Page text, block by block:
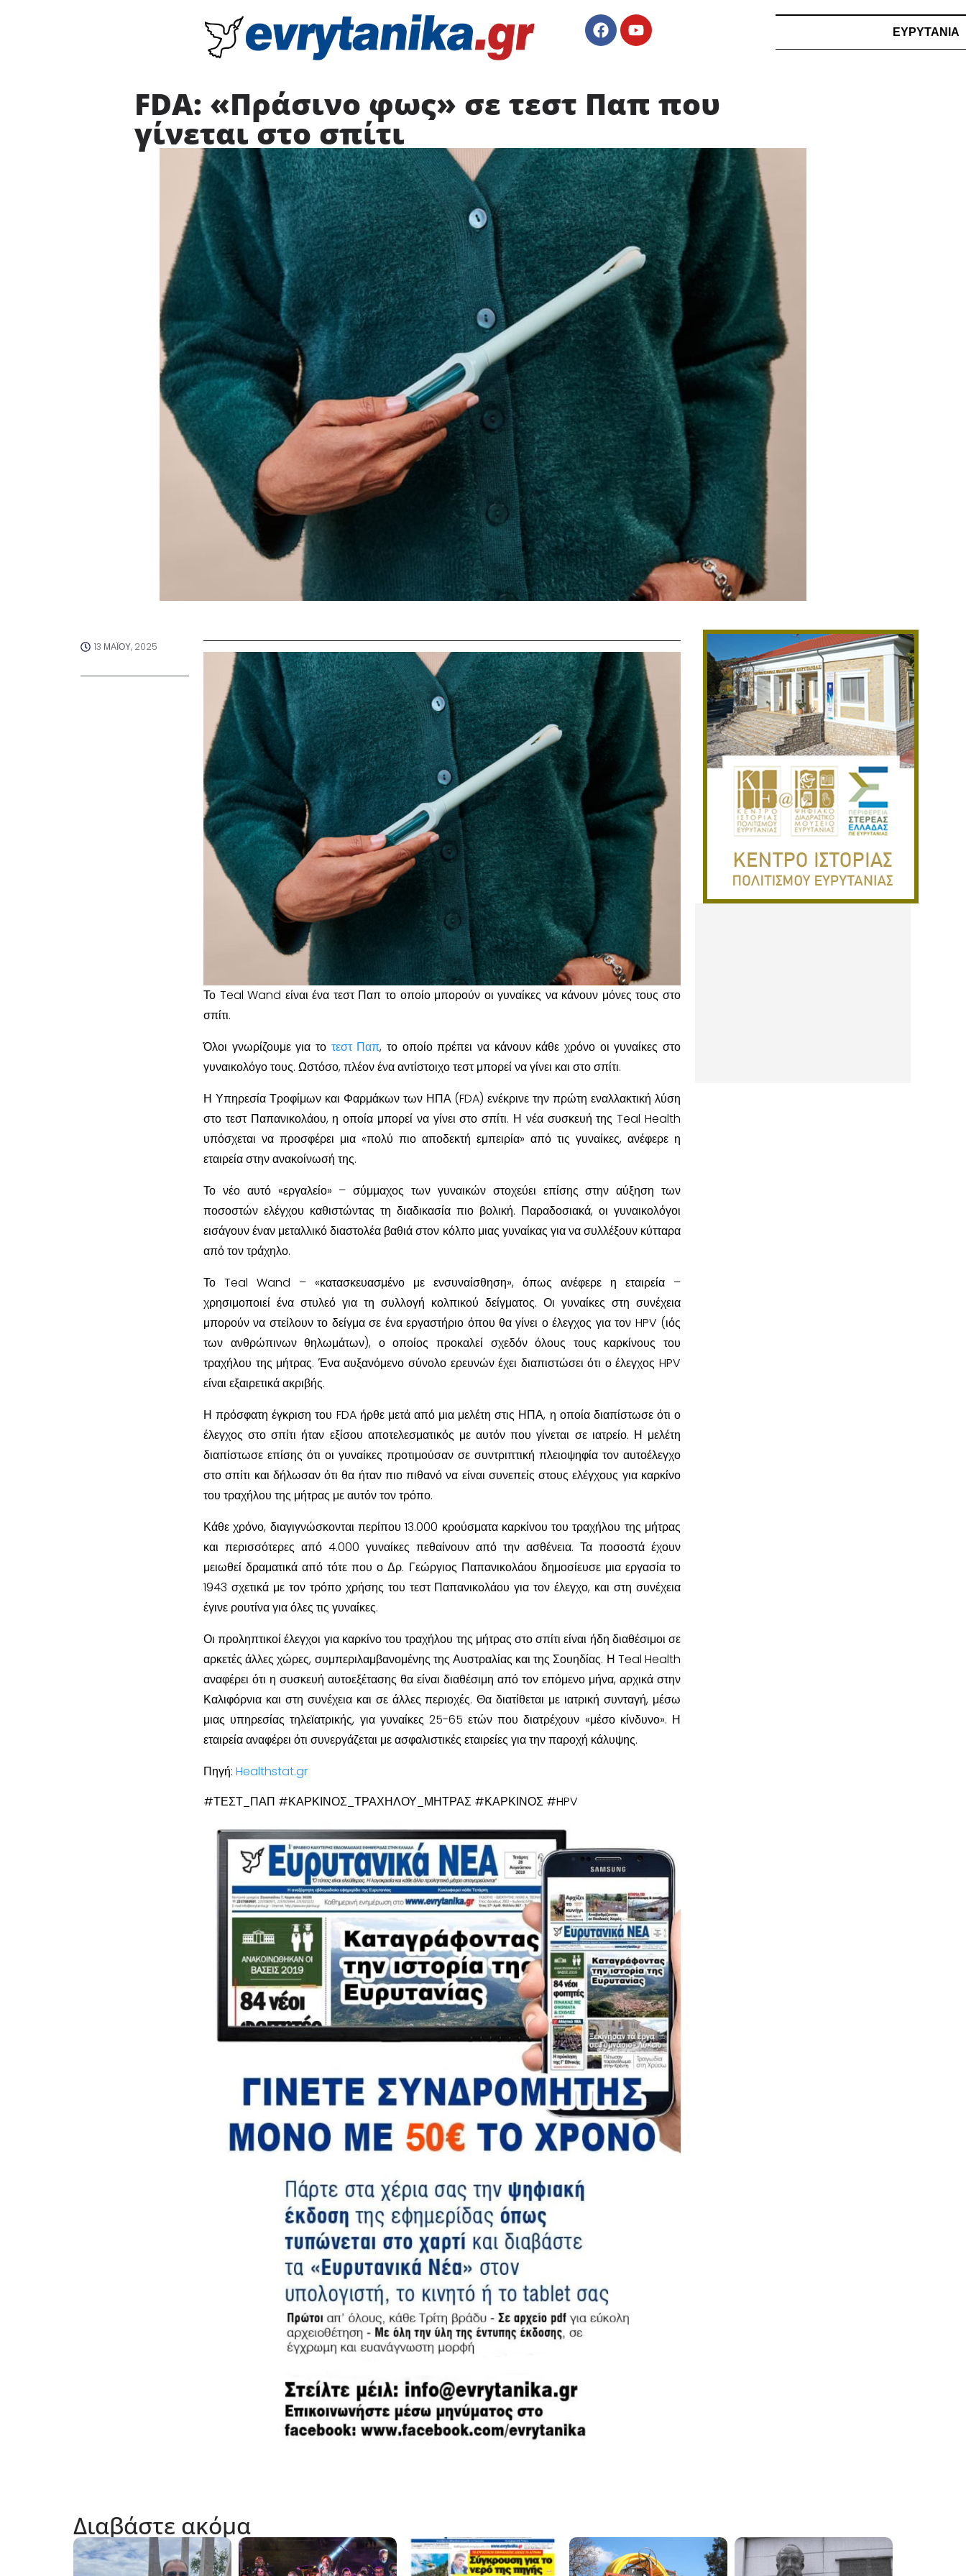
ΕΥΡΥΤΑΝΙΑ
FDA: «Πράσινο φως» σε τεστ Παπ που
γίνεται στο σπίτι
13 ΜΑΪ́ΟΥ, 2025
Το Teal Wand είναι ένα τεστ Παπ το οποίο μπορούν οι γυναίκες να κάνουν μόνες τους στο
σπίτι.
Όλοι γνωρίζουμε για το τεστ Παπ, το οποίο πρέπει να κάνουν κάθε χρόνο οι γυναίκες στο
γυναικολόγο τους. Ωστόσο, πλέον ένα αντίστοιχο τεστ μπορεί να γίνει και στο σπίτι.
Η Υπηρεσία Τροφίμων και Φαρμάκων των ΗΠΑ (FDA) ενέκρινε την πρώτη εναλλακτική λύση
στο τεστ Παπανικολάου, η οποία μπορεί να γίνει στο σπίτι. Η νέα συσκευή της Teal Health
υπόσχεται να προσφέρει μια «πολύ πιο αποδεκτή εμπειρία» από τις γυναίκες, ανέφερε η
εταιρεία στην ανακοίνωσή της.
Το νέο αυτό «εργαλείο» – σύμμαχος των γυναικών στοχεύει επίσης στην αύξηση των
ποσοστών ελέγχου καθιστώντας τη διαδικασία πιο βολική. Παραδοσιακά, οι γυναικολόγοι
εισάγουν έναν μεταλλικό διαστολέα βαθιά στον κόλπο μιας γυναίκας για να συλλέξουν κύτταρα
από τον τράχηλο.
Το Teal Wand – «κατασκευασμένο με ενσυναίσθηση», όπως ανέφερε η εταιρεία –
χρησιμοποιεί ένα στυλεό για τη συλλογή κολπικού δείγματος. Οι γυναίκες στη συνέχεια
μπορούν να στείλουν το δείγμα σε ένα εργαστήριο όπου θα γίνει ο έλεγχος για τον HPV (ιός
των ανθρώπινων θηλωμάτων), ο οποίος προκαλεί σχεδόν όλους τους καρκίνους του
τραχήλου της μήτρας. Ένα αυξανόμενο σύνολο ερευνών έχει διαπιστώσει ότι ο έλεγχος HPV
είναι εξαιρετικά ακριβής.
Η πρόσφατη έγκριση του FDA ήρθε μετά από μια μελέτη στις ΗΠΑ, η οποία διαπίστωσε ότι ο
έλεγχος στο σπίτι ήταν εξίσου αποτελεσματικός με αυτόν που γίνεται σε ιατρείο. Η μελέτη
διαπίστωσε επίσης ότι οι γυναίκες προτιμούσαν σε συντριπτική πλειοψηφία τον αυτοέλεγχο
στο σπίτι και δήλωσαν ότι θα ήταν πιο πιθανό να είναι συνεπείς στους ελέγχους για καρκίνο
του τραχήλου της μήτρας με αυτόν τον τρόπο.
Κάθε χρόνο, διαγιγνώσκονται περίπου 13.000 κρούσματα καρκίνου του τραχήλου της μήτρας
και περισσότερες από 4.000 γυναίκες πεθαίνουν από την ασθένεια. Τα ποσοστά έχουν
μειωθεί δραματικά από τότε που ο Δρ. Γεώργιος Παπανικολάου δημοσίευσε μια εργασία το
1943 σχετικά με τον τρόπο χρήσης του τεστ Παπανικολάου για τον έλεγχο, και στη συνέχεια
έγινε ρουτίνα για όλες τις γυναίκες.
Οι προληπτικοί έλεγχοι για καρκίνο του τραχήλου της μήτρας στο σπίτι είναι ήδη διαθέσιμοι σε
αρκετές άλλες χώρες, συμπεριλαμβανομένης της Αυστραλίας και της Σουηδίας. Η Teal Health
αναφέρει ότι η συσκευή αυτοεξέτασης θα είναι διαθέσιμη από τον επόμενο μήνα, αρχικά στην
Καλιφόρνια και στη συνέχεια και σε άλλες περιοχές. Θα διατίθεται με ιατρική συνταγή, μέσω
μιας υπηρεσίας τηλεϊατρικής, για γυναίκες 25-65 ετών που διατρέχουν «μέσο κίνδυνο». Η
εταιρεία αναφέρει ότι συνεργάζεται με ασφαλιστικές εταιρείες για την παροχή κάλυψης.
Πηγή: Healthstat.gr
#ΤΕΣΤ_ΠΑΠ #ΚΑΡΚΙΝΟΣ_ΤΡΑΧΗΛΟΥ_ΜΗΤΡΑΣ #ΚΑΡΚΙΝΟΣ #HPV
Διαβάστε ακόμα